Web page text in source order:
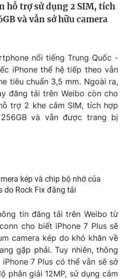
lai
hỗ trợ sử dụng 2 SIM, tích
và vẫn sở hữu camera
nổi tiếng Trung Quốc -
iPhone thế hệ tiếp theo vẫn
tiêu chuẩn 3,5 mm. Ngoài ra,
đăng tải trên Weibo còn cho
trợ 2 khe cắm SIM, tích hợp
và vẫn được trang bị
kép và chip bộ nhớ của
do Rock Fix đăng tải
tin đăng tải trên Weibo từ
cho biết iPhone 7 Plus sẽ
camera kép do khó khăn về
gặp phải. Tuy nhiên, thông
7 Plus có thể vẫn sẽ sở
phân giải 12MP, sử dụng cảm